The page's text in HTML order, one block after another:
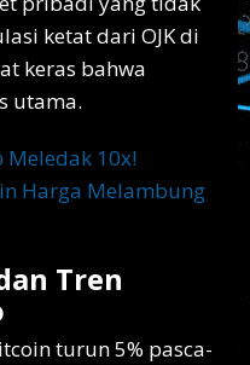
ketat dari OJK di
keras bahwa
utama.
Meledak 10x!
Harga Melambung
Tren
turun 5% pasca-